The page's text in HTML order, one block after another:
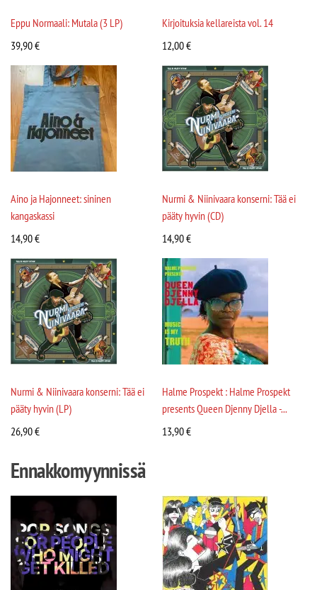
Eppu Normaali: Mutala (3 LP)
39,90€
Kirjoituksia kellareista vol. 14
12,00€
Aino ja Hajonneet: sininen
kangaskassi
14,90€
Nurmi & Niinivaara konserni: Tää ei
pääty hyvin (CD)
14,90€
Nurmi & Niinivaara konserni: Tää ei
pääty hyvin (LP)
26,90€
Halme Prospekt : Halme Prospekt
presents Queen Djenny Djella -...
13,90€
Ennakkomyynnissä